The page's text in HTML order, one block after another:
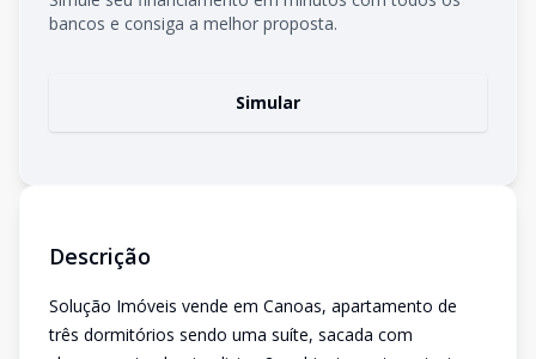
bancos e consiga a melhor proposta.
Simular
Descrição
Solução Imóveis vende em Canoas, apartamento de
três dormitórios sendo uma suíte, sacada com